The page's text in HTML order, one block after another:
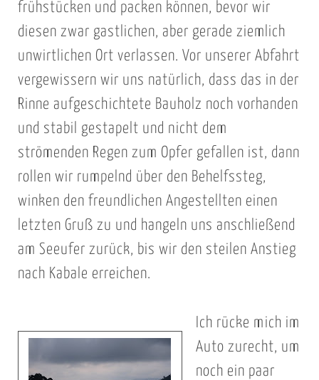
frühstücken und packen können, bevor wir
diesen zwar gastlichen, aber gerade ziemlich
unwirtlichen Ort verlassen. Vor unserer Abfahrt
vergewissern wir uns natürlich, dass das in der
Rinne aufgeschichtete Bauholz noch vorhanden
und stabil gestapelt und nicht dem
strömenden Regen zum Opfer gefallen ist, dann
rollen wir rumpelnd über den Behelfssteg,
winken den freundlichen Angestellten einen
letzten Gruß zu und hangeln uns anschließend
am Seeufer zurück, bis wir den steilen Anstieg
nach Kabale erreichen.
Ich rücke mich im
Auto zurecht, um
noch ein paar